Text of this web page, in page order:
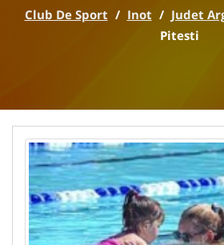
Club De Sport / Inot / Judet
Pitesti